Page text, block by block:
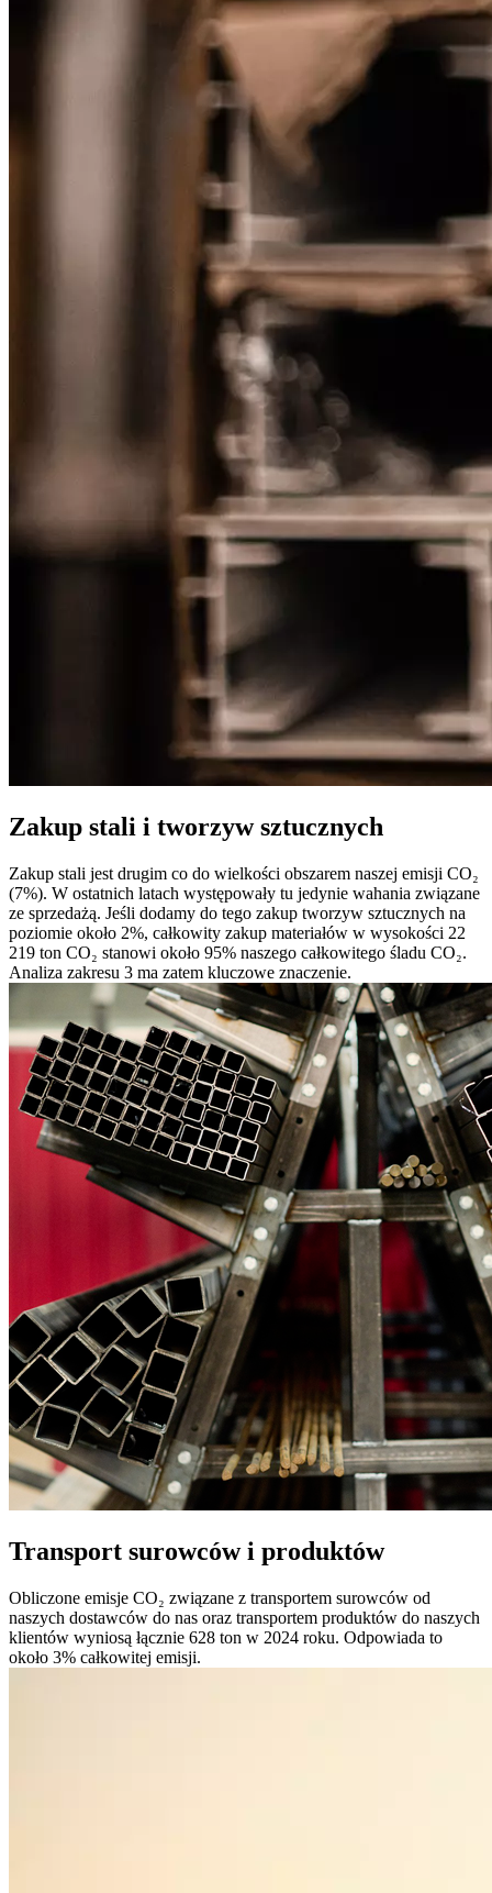
Zakup stali i tworzyw sztucznych
Zakup stali jest drugim co do wielkości obszarem naszej emisji CO₂
(7%). W ostatnich latach występowały tu jedynie wahania związane
ze sprzedażą. Jeśli dodamy do tego zakup tworzyw sztucznych na
poziomie około 2%, całkowity zakup materiałów w wysokości 22
219 ton CO₂ stanowi około 95% naszego całkowitego śladu CO₂.
Analiza zakresu 3 ma zatem kluczowe znaczenie.
Transport surowców i produktów
Obliczone emisje CO₂ związane z transportem surowców od
naszych dostawców do nas oraz transportem produktów do naszych
klientów wyniosą łącznie 628 ton w 2024 roku. Odpowiada to
około 3% całkowitej emisji.